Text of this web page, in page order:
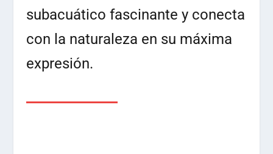
subacuático fascinante y conecta
con la naturaleza en su máxima
expresión.